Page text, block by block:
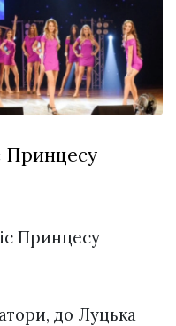
Принцесу
Принцесу
до Луцька